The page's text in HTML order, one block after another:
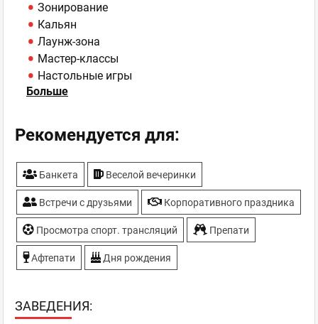
Зонирование
Кальян
Лаунж-зона
Мастер-классы
Настольные игры
Парковка
Больше
Рекомендуется для:
Банкета Веселой вечеринки
Встречи с друзьями Корпоративного праздника
Просмотра спорт. трансляций Препати
Афтепати Дня рождения
ЗAВЕДЕНИЯ: